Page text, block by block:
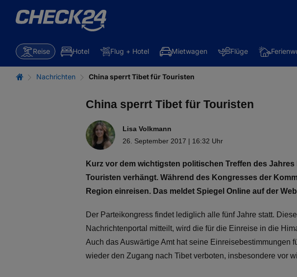
Reise Hotel Flug + Hotel Mietwagen Flüge
Nachrichten China sperrt Tibet für Touristen
China sperrt Tibet für Touristen
Lisa Volkmann
26. September 2017 | 16:32 Uhr
Kurz vor dem wichtigsten politischen Treffen des
Touristen verhängt. Während des Kongresses der
Region einreisen. Das meldet Spiegel Online auf der
Der Parteikongress findet lediglich alle fünf Jahre statt.
Nachrichtenportal mitteilt, wird die für die Einreise in die
Auch das Auswärtige Amt hat seine Einreisebestimmungen
wieder den Zugang nach Tibet verboten, insbesondere vor